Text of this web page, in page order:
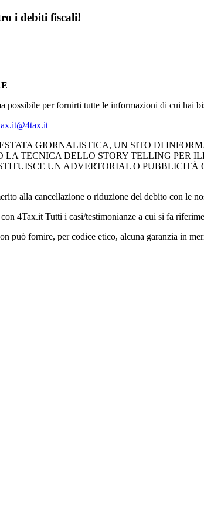
i debiti fiscali!
possibile per fornirti tutte le informazioni di cui hai
GIORNALISTICA, UN SITO DI
TECNICA DELLO STORY TELLING PER
UN ADVERTORIAL O
alla cancellazione o riduzione del debito con le
4Tax.it Tutti i casi/testimonianze a cui si fa
può fornire, per codice etico, alcuna garanzia in